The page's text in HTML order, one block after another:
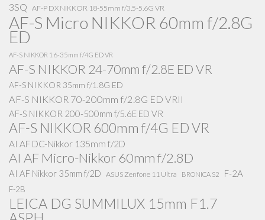
3SQ AF-P DX NIKKOR 18-55mm f/3.5-5.6G VR
AF-S Micro NIKKOR 60mm f/2.8G
ED
AF-S NIKKOR 16-35mm f/4G ED VR
AF-S NIKKOR 24-70mm f/2.8E ED VR
AF-S NIKKOR 35mm f/1.8G ED
AF-S NIKKOR 70-200mm f/2.8G ED VRII
AF-S NIKKOR 200-500mm f/5.6E ED VR
AF-S NIKKOR 600mm f/4G ED VR
AI AF DC-Nikkor 135mm f/2D
AI AF Micro-Nikkor 60mm f/2.8D
AI AF Nikkor 35mm f/2D ASUS Zenfone 11 Ultra BRONICA S2 F-2A
F-2B
LEICA DG SUMMILUX 15mm F1.7